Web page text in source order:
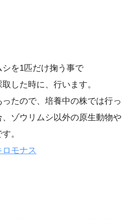
を1匹だけ掬う事で
した時に、行います。
たので、培養中の株では行っ
ゾウリムシ以外の原生動物や
。
モナス